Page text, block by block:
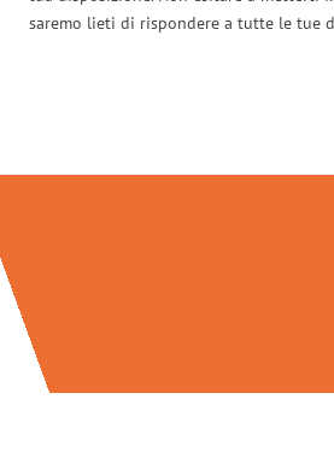
saremo lieti di rispondere a tutte le tue